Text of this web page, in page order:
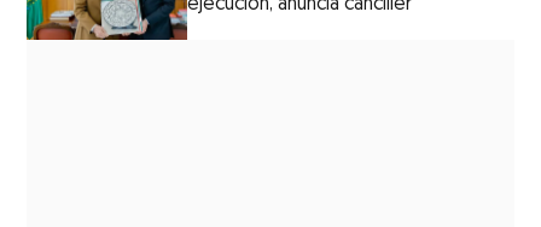
ejecución, anuncia canciller